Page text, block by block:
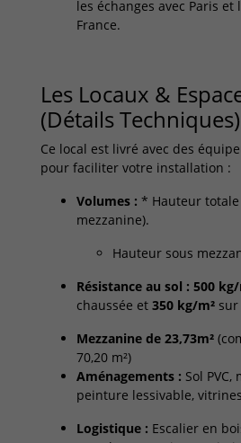
les échanges avec Paris et
France.
Les Locaux &
(Détails Techniques)
Ce local est livré avec des
pour faciliter votre installation :
Volumes : * Hauteur totale
mezzanine).
Hauteur sous
Résistance au sol : 500 kg/
chaussée et 350 kg/m²
Mezzanine de 23,73m²
70,20 m²)
Aménagements : Sol
peinture lessivable,
Logistique : Escalier en